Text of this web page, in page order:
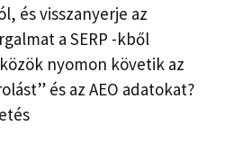
és visszanyerje az
a SERP -kből
nyomon követik az
és az AEO adatokat?